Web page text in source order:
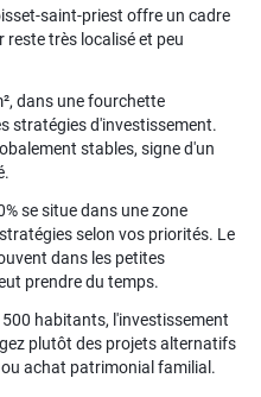
saint-priest offre un cadre
reste très localisé et peu
dans une fourchette
stratégies d'investissement.
stables, signe d'un
se situe dans une zone
selon vos priorités. Le
dans les petites
prendre du temps.
habitants, l'investissement
plutôt des projets alternatifs
ou achat patrimonial familial.